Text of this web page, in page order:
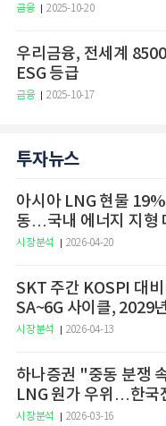
금융 2025-10-20
우리금융, 전세계
ESG 등급
금융 2025-10-17
투자뉴스
아시아 LNG 현물 19%
동…국내 에너지 지형
시장분석 2026-04-20
SKT 주간 KOSPI 대
SA~6G 사이클, 2029
예고
시장분석 2026-04-13
하나증권 "중동 분쟁
LNG 원가 우위…한국
승 전망"
시장분석 2026-03-16